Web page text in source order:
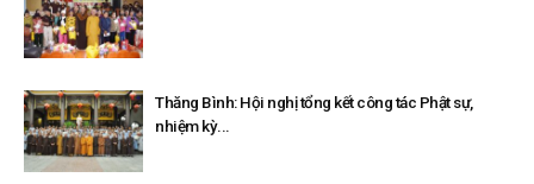
Thăng Bình: Hội nghị tổng kết công tác Phật sự,
nhiệm kỳ...